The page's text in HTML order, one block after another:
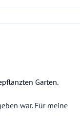
Garten.
war. Für meine